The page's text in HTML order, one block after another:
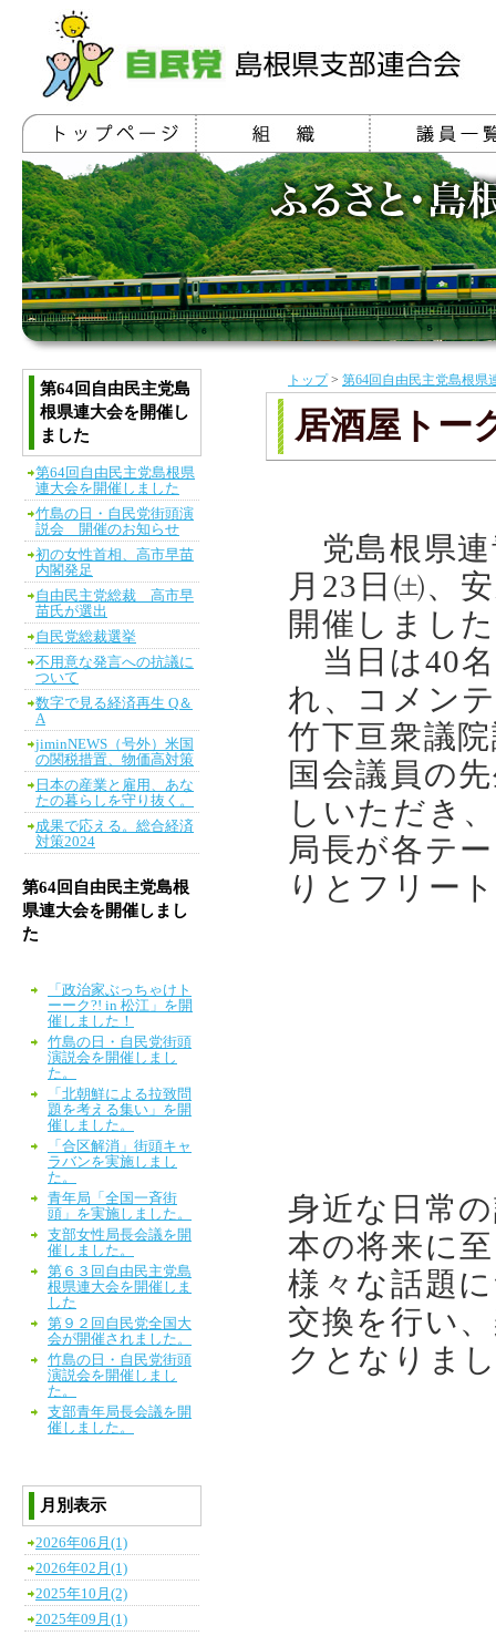
トップ> 第64回自由民主党島根県
居酒屋トー
党島根県連
月23日㈯、
開催しまし
当日は40
れ、コメン
竹下亘衆議
国会議員の
しいただき
局長が各テ
りとフリー
身近な日常
本の将来に
様々な話題
交換を行い
クとなりま
第64回自由民主党島
根県連大会を開催し
ました
第64回自由民主党島根県
連大会を開催しました
竹島の日・自民党街頭演
説会 開催のお知らせ
初の女性首相、高市早苗
内閣発足
自由民主党総裁 高市早
苗氏が選出
自民党総裁選挙
不用意な発言への抗議に
ついて
数字で見る経済再生 Q＆
A
jiminNEWS（号外）米国
の関税措置、物価高対策
日本の産業と雇用、あな
たの暮らしを守り抜く。
成果で応える。総合経済
対策2024
第64回自由民主党島根
県連大会を開催しまし
た
「政治家ぶっちゃけト
ーーク?! in 松江」を開
催しました！
竹島の日・自民党街頭
演説会を開催しまし
た。
「北朝鮮による拉致問
題を考える集い」を開
催しました。
「合区解消」街頭キャ
ラバンを実施しまし
た。
青年局「全国一斉街
頭」を実施しました。
支部女性局長会議を開
催しました。
第６３回自由民主党島
根県連大会を開催しま
した
第９２回自民党全国大
会が開催されました。
竹島の日・自民党街頭
演説会を開催しまし
た。
支部青年局長会議を開
催しました。
月別表示
2026年06月(1)
2026年02月(1)
2025年10月(2)
2025年09月(1)